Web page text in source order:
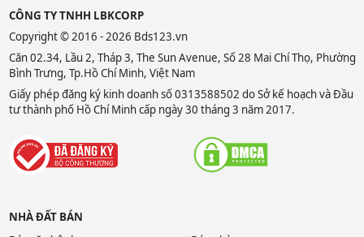
CÔNG TY TNHH LBKCORP
Copyright © 2016 - 2026 Bds123.vn
Căn 02.34, Lầu 2, Tháp 3, The Sun Avenue, Số 28 Mai Chí Thọ, Phường
Bình Trưng, Tp.Hồ Chí Minh, Việt Nam
Giấy phép đăng ký kinh doanh số 0313588502 do Sở kế hoạch và Đầu
tư thành phố Hồ Chí Minh cấp ngày 30 tháng 3 năm 2017.
NHÀ ĐẤT BÁN